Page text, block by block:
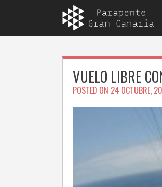
VUELO LIBRE
POSTED ON 24 OCTUBRE,